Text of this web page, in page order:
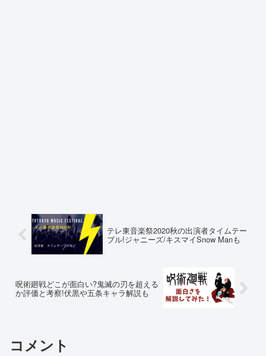
テレ東音楽祭2020秋の出演者タイムテー
ブル!ジャニーズ/キスマイSnow Manも
呪術廻戦どこが面白い?鬼滅の刃を超える
か評価と考察!伏黒や五条キャラ解説も
コメント